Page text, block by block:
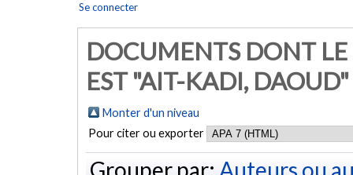
Se connecter
DOCUMENTS DONT
EST "AIT-KADI, DAOUD"
Monter d'un niveau
Pour citer ou exporter
Grouper par: Auteurs ou